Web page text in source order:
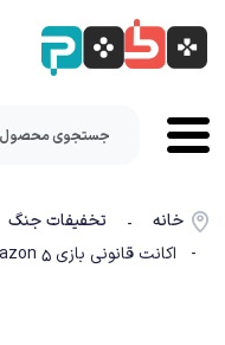
خانه -
تخفیفات جنگ
- اکانت قانونی بازی Forza horiazon 5 ظرفیت2-PS5